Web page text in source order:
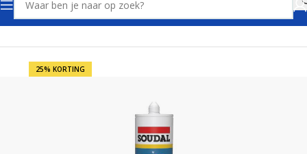
Home Kit, Lijm en Purschuim Kitten
25% KORTING